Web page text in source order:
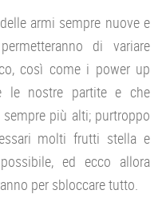
armi sempre nuove e
di variare
così come i power up
le nostre partite e che
più alti; purtroppo
molti frutti stella e
ed ecco allora
per sbloccare tutto.